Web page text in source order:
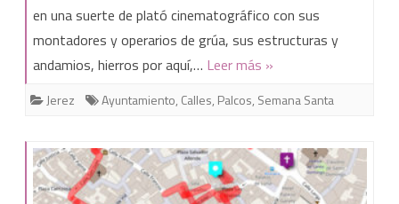
la
pena?
en una suerte de plató cinematográfico con sus
montadores y operarios de grúa, sus estructuras y
andamios, hierros por aquí,… Leer más »
Jerez Ayuntamiento, Calles, Palcos, Semana Santa